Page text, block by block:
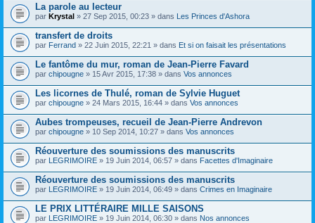
La parole au lecteur
par Krystal » 27 Sep 2015, 00:23 » dans Les Princes d'Ashora
transfert de droits
par Ferrand » 22 Juin 2015, 22:21 » dans Et si on faisait les présentations
Le fantôme du mur, roman de Jean-Pierre Favard
par chipougne » 15 Avr 2015, 17:38 » dans Vos annonces
Les licornes de Thulé, roman de Sylvie Huguet
par chipougne » 24 Mars 2015, 16:44 » dans Vos annonces
Aubes trompeuses, recueil de Jean-Pierre Andrevon
par chipougne » 10 Sep 2014, 10:27 » dans Vos annonces
Réouverture des soumissions des manuscrits
par LEGRIMOIRE » 19 Juin 2014, 06:57 » dans Facettes d'Imaginaire
Réouverture des soumissions des manuscrits
par LEGRIMOIRE » 19 Juin 2014, 06:49 » dans Crimes en Imaginaire
LE PRIX LITTÉRAIRE MILLE SAISONS
par LEGRIMOIRE » 19 Juin 2014, 06:30 » dans Nos annonces